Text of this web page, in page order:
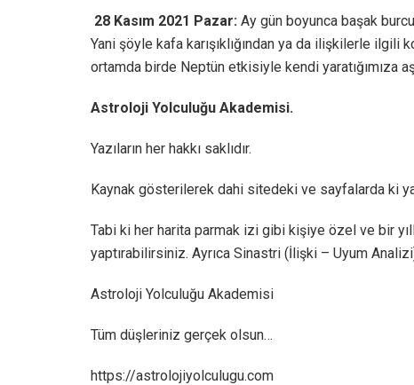
28 Kasım 2021 Pazar: Ay gün boyunca başak
Yani şöyle kafa karışıklığından ya da ilişkilerle ilgili
ortamda birde Neptün etkisiyle kendi yaratığımıza
Astroloji Yolculuğu Akademisi.
Yazıların her hakkı saklıdır.
Kaynak gösterilerek dahi sitedeki ve sayfalarda ki
Tabi ki her harita parmak izi gibi kişiye özel ve bir
yaptırabilirsiniz. Ayrıca Sinastri (İlişki – Uyum
Astroloji Yolculuğu Akademisi
Tüm düşleriniz gerçek olsun…
https://astrolojiyolculugu.com